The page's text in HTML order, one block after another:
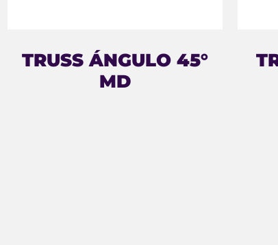
TRUSS ÁNGULO 45°
MD